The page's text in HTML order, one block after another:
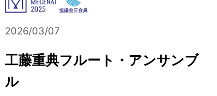
2026/03/07
工藤重典フルート・アンサンブ
ル